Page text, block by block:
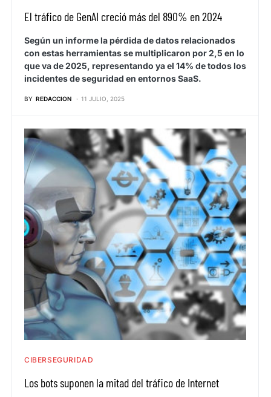
El tráfico de GenAI creció más del 890% en 2024
Según un informe la pérdida de datos relacionados
con estas herramientas se multiplicaron por 2,5 en lo
que va de 2025, representando ya el 14% de todos los
incidentes de seguridad en entornos SaaS.
BY REDACCION 11 JULIO, 2025
CIBERSEGURIDAD
Los bots suponen la mitad del tráfico de Internet